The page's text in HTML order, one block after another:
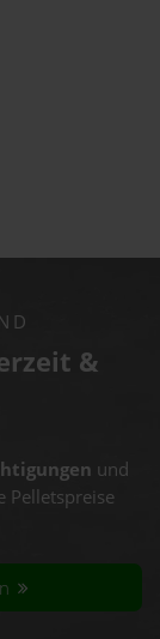
&
und
Pelletspreise